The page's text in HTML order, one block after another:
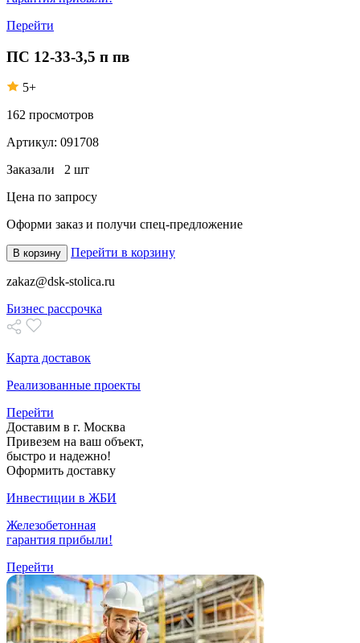
Перейти
ПС 12-33-3,5 п пв
5+
162 просмотров
Артикул: 091708
Заказали 2 шт
Цена по запросу
Оформи заказ и получи спец-предложение
В корзину Перейти в корзину
zakaz@dsk-stolica.ru
Бизнес рассрочка
Карта доставок
Реализованные проекты
Перейти
Доставим в г. Москва
Привезем на ваш объект,
быстро и надежно!
Оформить доставку
Инвестиции в ЖБИ
Железобетонная
гарантия прибыли!
Перейти